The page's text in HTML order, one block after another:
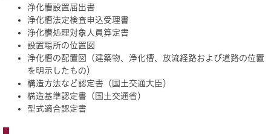
浄化槽設置届出書
浄化槽法定検査申込受理書
浄化槽処理対象人員算定書
設置場所の位置図
浄化槽の配置図（建築物、浄化槽、放流経路および道路の位置
を明示したもの）
構造方法など認定書（国土交通大臣）
構造基準認定書（国土交通省）
型式適合認定書